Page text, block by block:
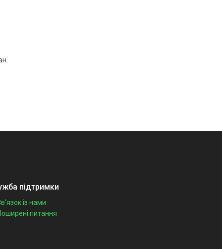
підтримки
із нами
питання